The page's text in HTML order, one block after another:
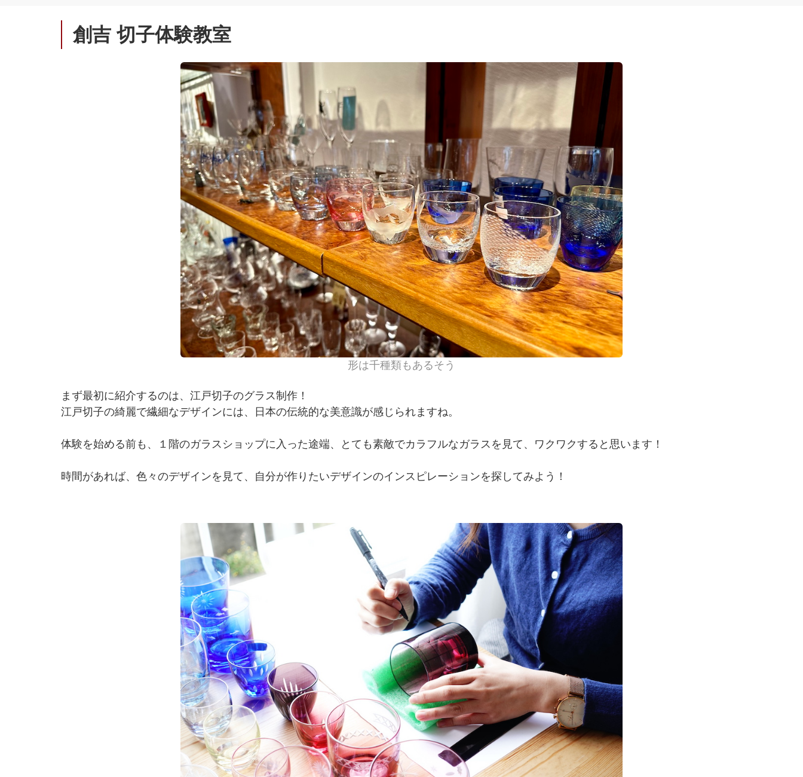
創吉 切子体験教室
形は千種類もあるそう
まず最初に紹介するのは、江戸切子のグラス制作！
江戸切子の綺麗で繊細なデザインには、日本の伝統的な美意識が感じられますね。
体験を始める前も、１階のガラスショップに入った途端、とても素敵でカラフルなガラスを見て、ワクワクすると思います！
時間があれば、色々のデザインを見て、自分が作りたいデザインのインスピレーションを探してみよう！